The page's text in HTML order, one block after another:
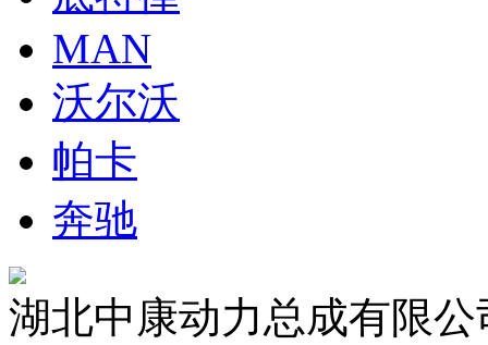
MAN
沃尔沃
帕卡
奔驰
湖北中康动力总成有限公